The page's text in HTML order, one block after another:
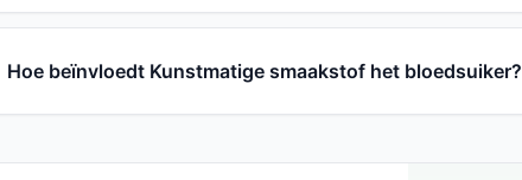
Hoe beïnvloedt Kunstmatige smaakstof het bloedsuiker?